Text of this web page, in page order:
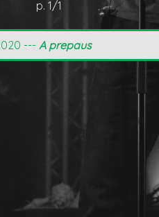
p. 1/1
--- A prepaus